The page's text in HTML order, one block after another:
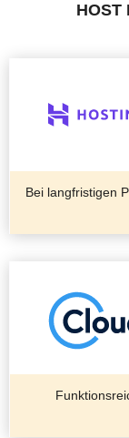
HOST
Bei langfristigen